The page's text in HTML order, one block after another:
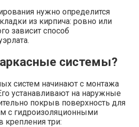
нужно определится
из кирпича: ровно или
зависит способ
системы?
систем начинают с монтажа
устанавливают на наружные
покрыв поверхность для
с гидроизоляционными
крепления три: